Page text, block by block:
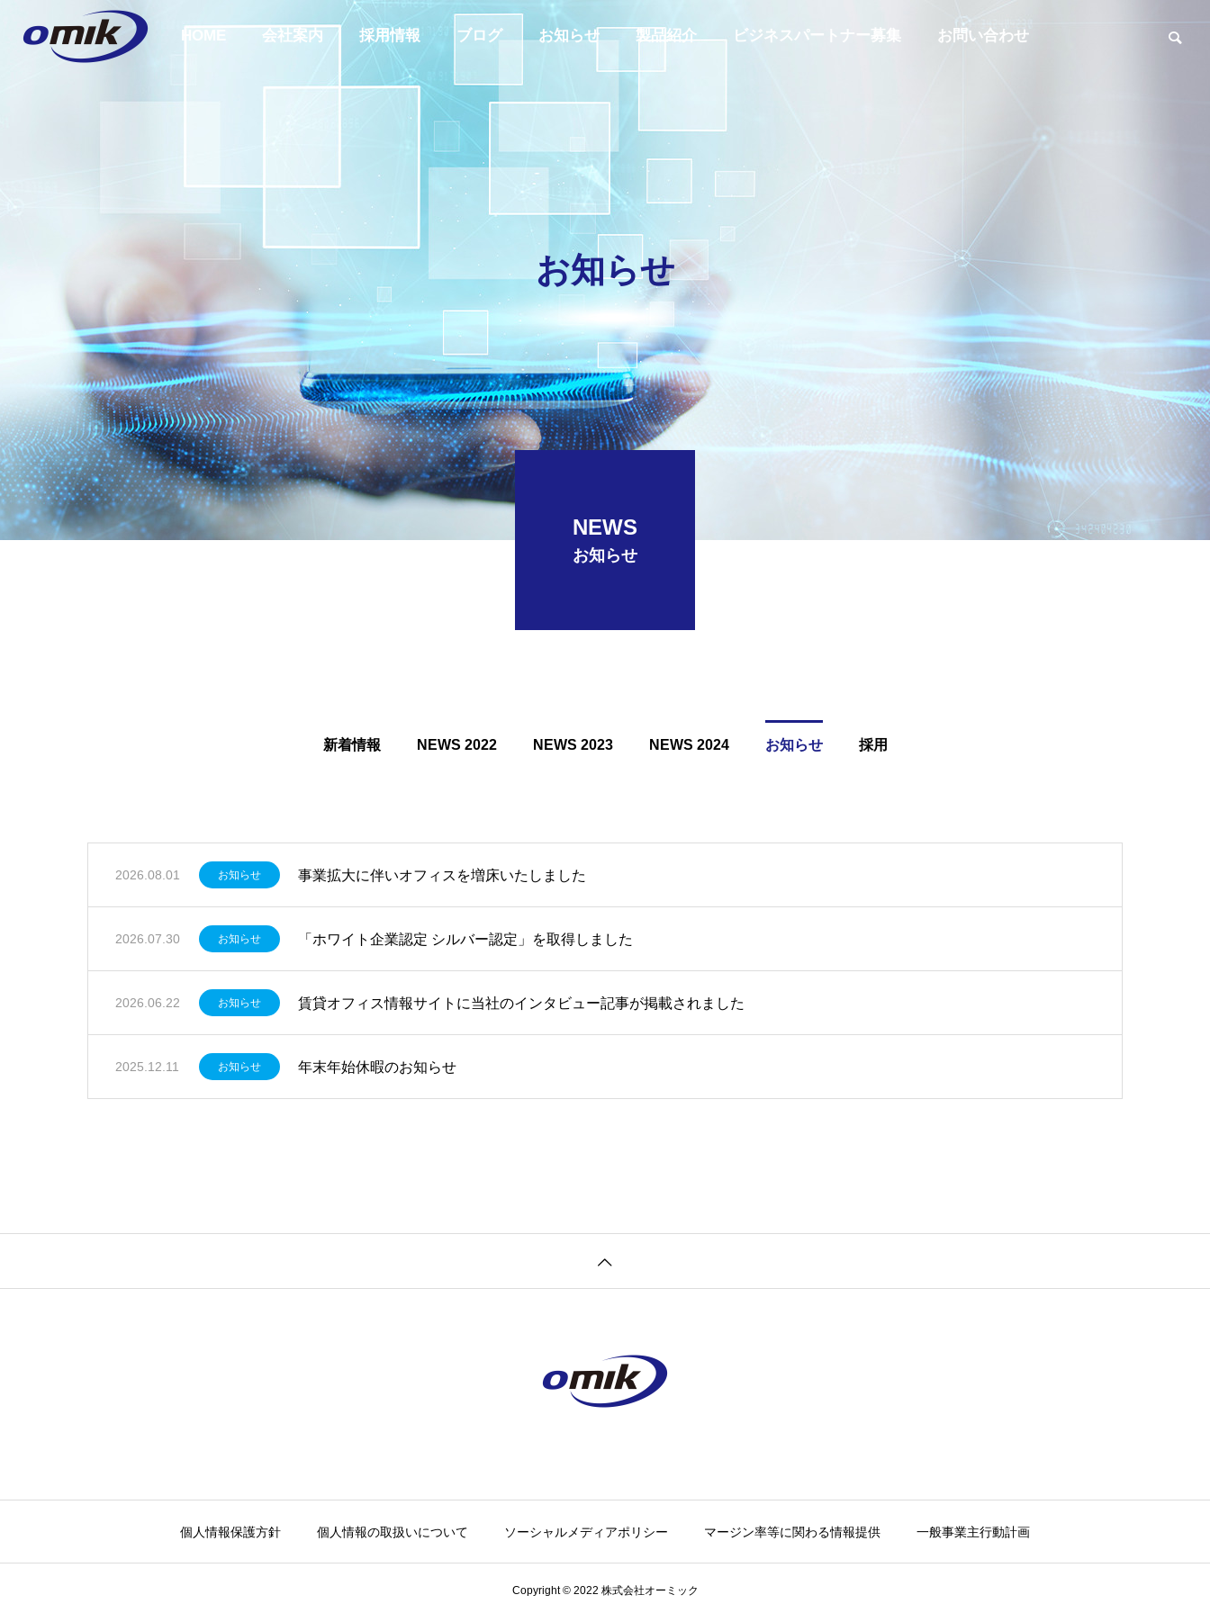
HOME 会社案内 採用情報 ブログ お知らせ 製品紹介 ビジネスパートナー募集 お問い合わせ
COMPANY
会社案内
ABOUT US
代表あいさつ
GREETING
企業理念
PHILOSOPHY
私たちの取り組み
INITIATIVES
会社イベント
EVENT
アクセス
お知らせ
NEWS
お知らせ
新着情報 NEWS 2022 NEWS 2023 NEWS 2024 お知らせ 採用
2026.08.01 お知らせ 事業拡大に伴いオフィスを増床いたしました
2026.07.30 お知らせ 「ホワイト企業認定 シルバー認定」を取得しました
2026.06.22 お知らせ 賃貸オフィス情報サイトに当社のインタビュー記事が掲載されました
2025.12.11 お知らせ 年末年始休暇のお知らせ
個人情報保護方針 個人情報の取扱いについて ソーシャルメディアポリシー マージン率等に関わる情報提供 一般事業主行動計画
Copyright © 2022 株式会社オーミック